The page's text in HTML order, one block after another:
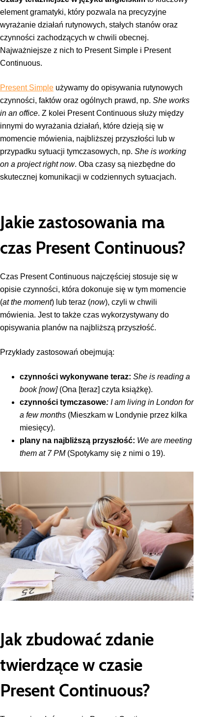
element gramatyki, który pozwala na precyzyjne
wyrażanie działań rutynowych, stałych stanów oraz
czynności zachodzących w chwili obecnej.
Najważniejsze z nich to Present Simple i Present
Continuous.
Present Simple używamy do opisywania rutynowych
czynności, faktów oraz ogólnych prawd, np. She works
in an office. Z kolei Present Continuous służy między
innymi do wyrażania działań, które dzieją się w
momencie mówienia, najbliższej przyszłości lub w
przypadku sytuacji tymczasowych, np. She is working
on a project right now. Oba czasy są niezbędne do
skutecznej komunikacji w codziennych sytuacjach.
Jakie zastosowania ma
czas Present Continuous?
Czas Present Continuous najczęściej stosuje się w
opisie czynności, która dokonuje się w tym momencie
(at the moment) lub teraz (now), czyli w chwili
mówienia. Jest to także czas wykorzystywany do
opisywania planów na najbliższą przyszłość.
Przykłady zastosowań obejmują:
czynności wykonywane teraz: She is reading a
book [now](Ona [teraz] czyta książkę).
czynności tymczasowe: I am living in London for
a few months (Mieszkam w Londynie przez kilka
miesięcy).
plany na najbliższą przyszłość: We are meeting
them at 7 PM(Spotykamy się z nimi o 19).
Jak zbudować zdanie
twierdzące w czasie
Present Continuous?